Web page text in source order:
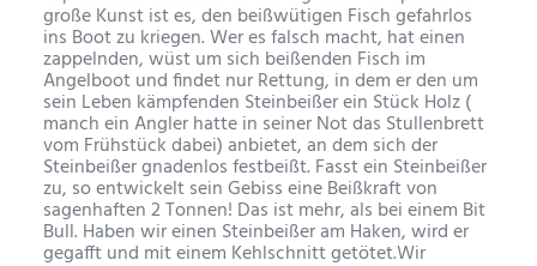
große Kunst ist es, den beißwütigen Fisch gefahrlos
ins Boot zu kriegen. Wer es falsch macht, hat einen
zappelnden, wüst um sich beißenden Fisch im
Angelboot und findet nur Rettung, in dem er den um
sein Leben kämpfenden Steinbeißer ein Stück Holz (
manch ein Angler hatte in seiner Not das Stullenbrett
vom Frühstück dabei) anbietet, an dem sich der
Steinbeißer gnadenlos festbeißt. Fasst ein Steinbeißer
zu, so entwickelt sein Gebiss eine Beißkraft von
sagenhaften 2 Tonnen! Das ist mehr, als bei einem Bit
Bull. Haben wir einen Steinbeißer am Haken, wird er
gegafft und mit einem Kehlschnitt getötet.Wir